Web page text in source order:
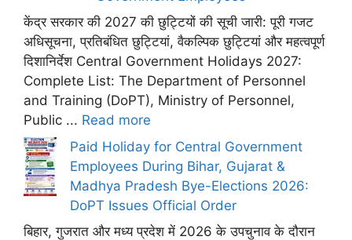
केंद्र सरकार की 2027 की छुट्टियों की सूची जारी: पूरी गजट
अधिसूचना, प्रतिबंधित छुट्टियां, वैकल्पिक छुट्टियां और महत्वपूर्ण
दिशानिर्देश Central Government Holidays 2027:
Complete List: The Department of Personnel
and Training (DoPT), Ministry of Personnel,
Public ... Read more
Paid Holiday for Central Government
Employees During Bihar, Gujarat &
Madhya Pradesh Bye-Elections 2026:
DoPT Issues Official Order
बिहार, गुजरात और मध्य प्रदेश में 2026 के उपचुनाव के दौरान